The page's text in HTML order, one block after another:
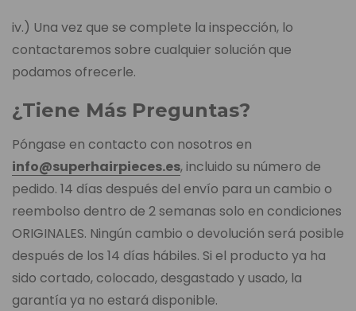
iv.) Una vez que se complete la inspección, lo
contactaremos sobre cualquier solución que
podamos ofrecerle.
¿Tiene Más Preguntas?
Póngase en contacto con nosotros en
info@superhairpieces.es, incluido su número de
pedido. 14 días después del envío para un cambio o
reembolso dentro de 2 semanas solo en condiciones
ORIGINALES. Ningún cambio o devolución será posible
después de los 14 días hábiles. Si el producto ya ha
sido cortado, colocado, desgastado y usado, la
garantía ya no estará disponible.